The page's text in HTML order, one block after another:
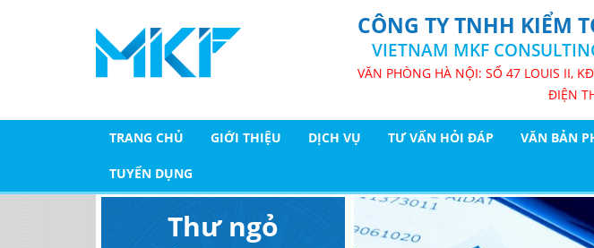
CÔNG TY TNHH KIỂM
VIETNAM MKF
VĂN PHÒNG HÀ NỘI: SỐ 47 LOUIS II,
ĐIỆN
TRANG CHỦ GIỚI THIỆU DỊCH VỤ TƯ VẤN HỎI ĐÁP VĂN BẢN
TUYỂN DỤNG
Thư ngỏ